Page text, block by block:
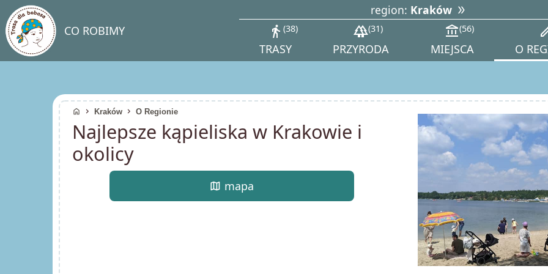
CO ROBIMY
region: Kraków
directions_walk 38
TRASY
forest 31
PRZYRODA
account_balance 56
MIEJSCA O
home chevron_right Kraków chevron_right O Regionie
Najlepsze kąpieliska w Krakowie i
okolicy
map mapa